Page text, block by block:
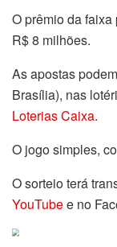
O prêmio da
R$ 8 milhões.
As apostas
Brasília), nas
Loterias Caixa.
O jogo simples,
O sorteio terá
YouTubee no